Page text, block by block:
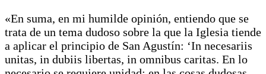
«En suma, en mi humilde opinión, entiendo que se
trata de un tema dudoso sobre la que la Iglesia tiende
a aplicar el principio de San Agustín: ‘In necesariis
unitas, in dubiis libertas, in omnibus caritas. En lo